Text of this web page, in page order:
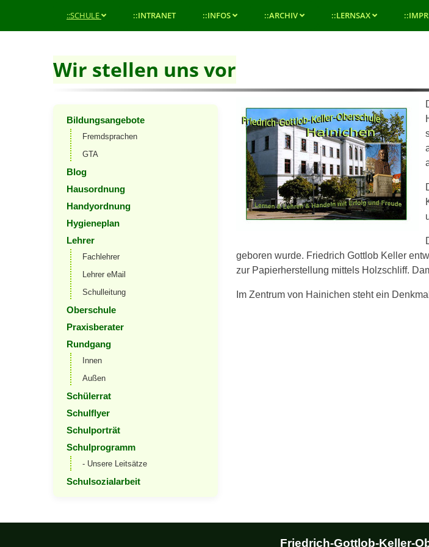
::SCHULE ::INTRANET ::INFOS ::ARCHIV ::LERNSAX
Wir stellen uns vor
Bildungsangebote
Fremdsprachen
GTA
Blog
Hausordnung
Handyordnung
Hygieneplan
Lehrer
Fachlehrer
Lehrer eMail
Schulleitung
Oberschule
Praxisberater
Rundgang
Innen
Außen
Schülerrat
Schulflyer
Schulporträt
Schulprogramm
- Unsere Leitsätze
Schulsozialarbeit
geboren wurde. Friedrich Gottlob Keller
zur Papierherstellung mittels Holzschliff.
Im Zentrum von Hainichen steht ein
Friedrich-Gottlob-Keller-